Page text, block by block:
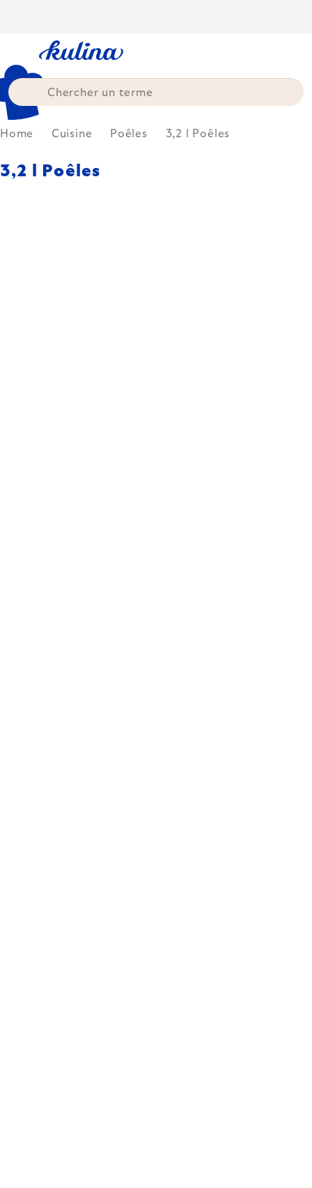
Home Cuisine Poêles 3,2 l Poêles
3,2 l Poêles